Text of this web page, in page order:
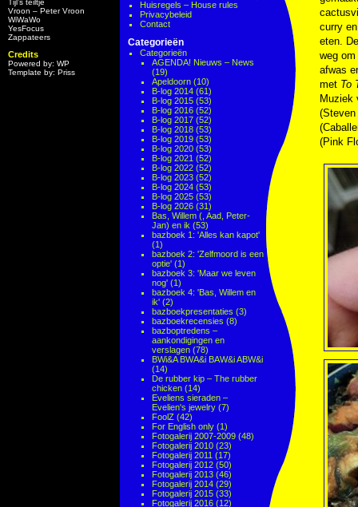
Tijl’s teiltje
Vroon – Peter Vroon
WiWaWo
YesFocus
Zappateers
Credits
Powered by: WP
Template by: Priss
Huisregels – House rules
Privacybeleid
Contact
Categorieën
Categorieën
AGENDA! Nieuws – News
(19)
Apeldoorn (10)
B-log 2014 (61)
B-log 2015 (53)
B-log 2016 (52)
B-log 2017 (52)
B-log 2018 (53)
B-log 2019 (53)
B-log 2020 (53)
B-log 2021 (52)
B-log 2022 (52)
B-log 2023 (52)
B-log 2024 (53)
B-log 2025 (53)
B-log 2026 (31)
Bas, Willem (, Aad, Peter-
Jan) en ik (53)
bazboek 1: 'Alles kan kapot'
(1)
bazboek 2: 'Zelfmoord is een
optie' (1)
bazboek 3: 'Maar we leven
nog' (1)
bazboek 4: 'Bas, Willem en
ik' (2)
bazboekpresentaties (3)
bazboekrecensies (8)
bazboptredens –
aankondigingen en
verslagen (78)
BWi&A BWA&i BAW&i ABW&i
(14)
De rubber kip – The rubber
chicken (14)
Eveliens sieraden –
Evelien's jewelry (7)
FoolZ (42)
For English only (1)
Fotogalerij 2007-2009 (48)
Fotogalerij 2010 (23)
Fotogalerij 2011 (17)
Fotogalerij 2012 (50)
Fotogalerij 2013 (46)
Fotogalerij 2014 (29)
Fotogalerij 2015 (33)
Fotogalerij 2016 (12)
curry
eten.
weg
afwas
met To
Muziek
(Pink